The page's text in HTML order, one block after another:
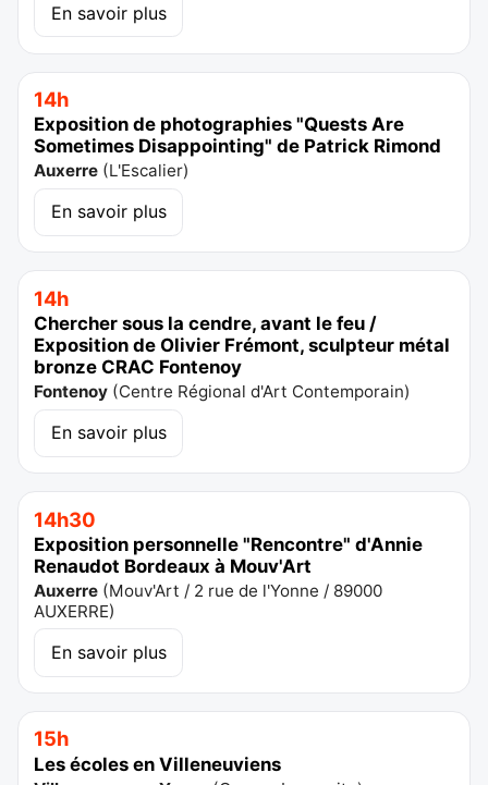
En savoir plus
14h
Exposition de photographies "Quests Are
Sometimes Disappointing" de Patrick Rimond
Auxerre (L'Escalier)
En savoir plus
14h
Chercher sous la cendre, avant le feu /
Exposition de Olivier Frémont, sculpteur métal
bronze CRAC Fontenoy
Fontenoy (Centre Régional d'Art Contemporain)
En savoir plus
14h30
Exposition personnelle "Rencontre" d'Annie
Renaudot Bordeaux à Mouv'Art
Auxerre (Mouv'Art / 2 rue de l'Yonne / 89000
AUXERRE)
En savoir plus
15h
Les écoles en Villeneuviens